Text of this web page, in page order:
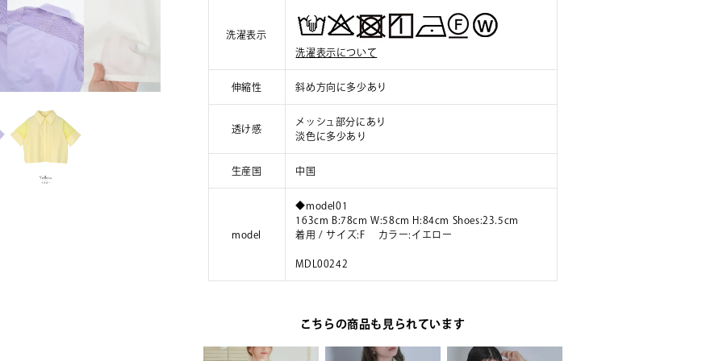
洗濯表示
洗濯表示について
伸縮性 斜め方向に多少あり
透け感
メッシュ部分にあり
淡色に多少あり
生産国 中国
model
◆model01
163cm B:78cm W:58cm H:84cm Shoes:23.5cm
着用 / サイズ:F カラー:イエロー
MDL00242
こちらの商品も見られています